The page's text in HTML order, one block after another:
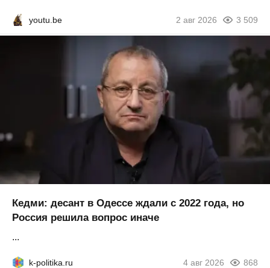
youtu.be 2 авг 2026 3 509
Кедми: десант в Одессе ждали с 2022 года, но
Россия решила вопрос иначе
...
k-politika.ru 4 авг 2026 868